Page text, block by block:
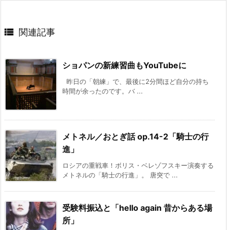
 関連記事
ショパンの新練習曲もYouTubeに
昨日の「朝練」で、最後に2分間ほど自分の持ち
時間が余ったのです。バ ...
メトネル／おとぎ話 op.14-2「騎士の行
進」
ロシアの重戦車！ボリス・ベレゾフスキー演奏する
メトネルの「騎士の行進」。 唐突で ...
受験料振込と「hello again 昔からある場
所」